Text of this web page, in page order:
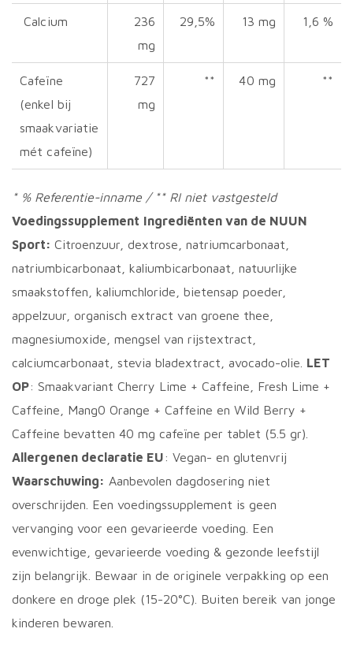
Calcium
236
mg
29,5% 13 mg 1,6 %
Cafeïne
(enkel bij
smaakvariatie
mét cafeïne)
727
mg
** 40 mg **
* % Referentie-inname / ** RI niet vastgesteld
Voedingssupplement Ingrediënten van de NUUN
Sport: Citroenzuur, dextrose, natriumcarbonaat,
natriumbicarbonaat, kaliumbicarbonaat, natuurlijke
smaakstoffen, kaliumchloride, bietensap poeder,
appelzuur, organisch extract van groene thee,
magnesiumoxide, mengsel van rijstextract,
calciumcarbonaat, stevia bladextract, avocado-olie. LET
OP: Smaakvariant Cherry Lime + Caffeine, Fresh Lime +
Caffeine, Mang0 Orange + Caffeine en Wild Berry +
Caffeine bevatten 40 mg cafeïne per tablet (5.5 gr).
Allergenen declaratie EU: Vegan- en glutenvrij
Waarschuwing: Aanbevolen dagdosering niet
overschrijden. Een voedingssupplement is geen
vervanging voor een gevarieerde voeding. Een
evenwichtige, gevarieerde voeding & gezonde leefstijl
zijn belangrijk. Bewaar in de originele verpakking op een
donkere en droge plek (15-20°C). Buiten bereik van jonge
kinderen bewaren.